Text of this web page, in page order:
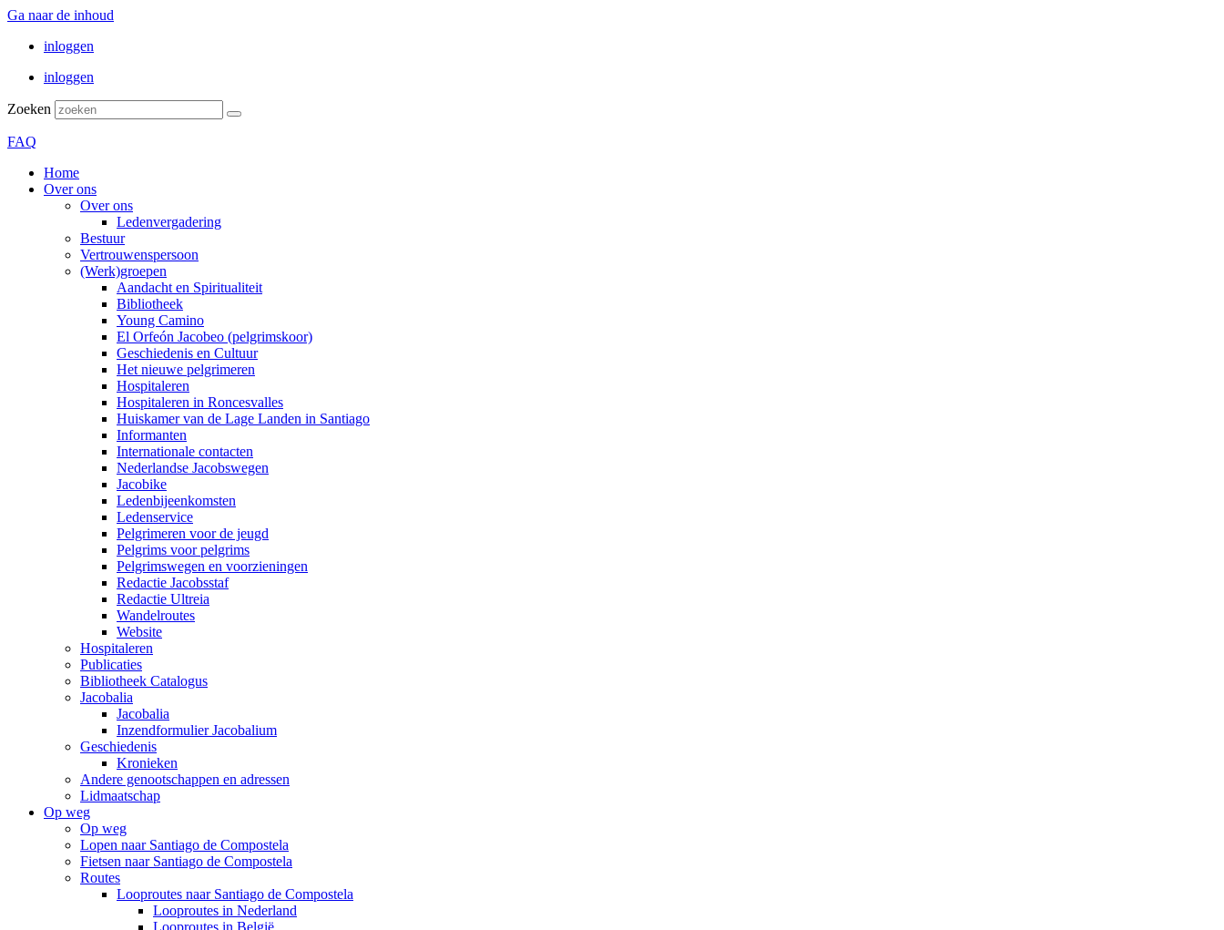
Ga naar de inhoud
inloggen
inloggen
Zoeken
FAQ
Home
Over ons
Over ons
Ledenvergadering
Bestuur
Vertrouwenspersoon
(Werk)groepen
Aandacht en Spiritualiteit
Bibliotheek
Young Camino
El Orfeón Jacobeo (pelgrimskoor)
Geschiedenis en Cultuur
Het nieuwe pelgrimeren
Hospitaleren
Hospitaleren in Roncesvalles
Huiskamer van de Lage Landen in Santiago
Informanten
Internationale contacten
Nederlandse Jacobswegen
Jacobike
Ledenbijeenkomsten
Ledenservice
Pelgrimeren voor de jeugd
Pelgrims voor pelgrims
Pelgrimswegen en voorzieningen
Redactie Jacobsstaf
Redactie Ultreia
Wandelroutes
Website
Hospitaleren
Publicaties
Bibliotheek Catalogus
Jacobalia
Jacobalia
Inzendformulier Jacobalium
Geschiedenis
Kronieken
Andere genootschappen en adressen
Lidmaatschap
Op weg
Op weg
Lopen naar Santiago de Compostela
Fietsen naar Santiago de Compostela
Routes
Looproutes naar Santiago de Compostela
Looproutes in Nederland
Looproutes in België